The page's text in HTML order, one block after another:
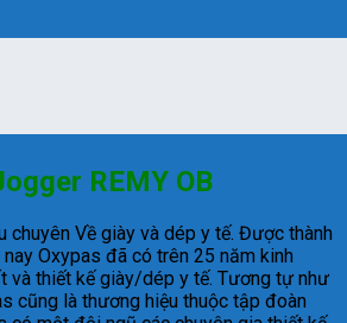
REMY OB
chuyên Về giày và dép y tế. Được thành
Oxypas đã có trên 25 năm kinh
và thiết kế giày/dép y tế. Tương tự như
cũng là thương hiệu thuộc tập đoàn